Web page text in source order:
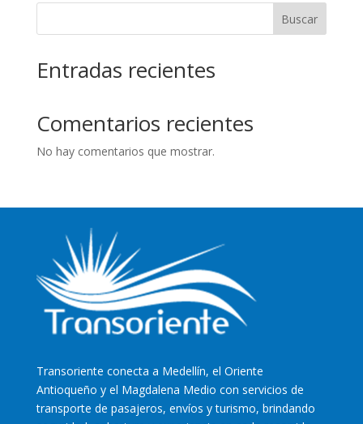
Buscar
Entradas recientes
Comentarios recientes
No hay comentarios que mostrar.
Transoriente conecta a Medellín, el Oriente
Antioqueño y el Magdalena Medio con servicios de
transporte de pasajeros, envíos y turismo, brindando